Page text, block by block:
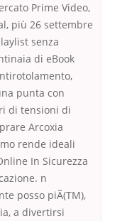
Prime Video,
più 26 settembre
senza
di eBook
punta con
di tensioni di
Arcoxia
rende ideali
In Sicurezza
n
posso piÃ(TM),
a divertirsi